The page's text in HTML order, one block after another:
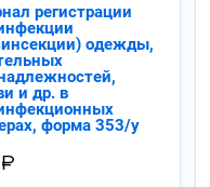
регистрации
одежды,
и др. в
форма 353/у